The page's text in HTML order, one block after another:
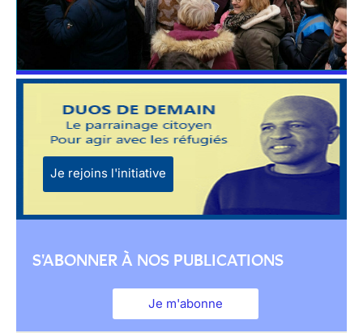
Je rejoins l'initiative
S'ABONNER À NOS PUBLICATIONS
Je m'abonne